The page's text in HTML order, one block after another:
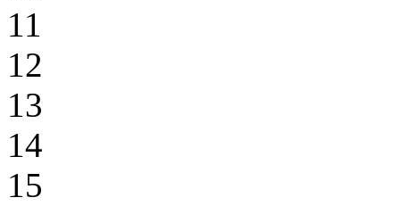
11
12
13
14
15